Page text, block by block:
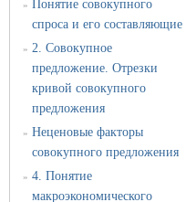
» Понятие совокупного
спроса и его составляющие
» 2. Совокупное
предложение. Отрезки
кривой совокупного
предложения
» Неценовые факторы
совокупного предложения
» 4. Понятие
макроэкономического